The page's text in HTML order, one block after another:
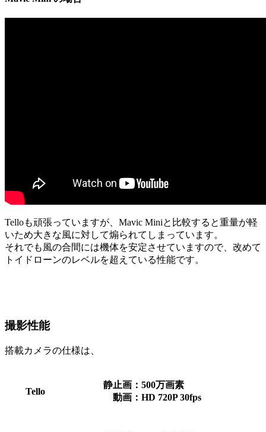
Telloも頑張っていますが、Mavic Miniと比較すると重量が軽
いため大きな風に対して煽られてしまっています。
それでも風の合間には機体を安定させていますので、改めて
トイドローンのレベルを超えている性能です。
撮影性能
搭載カメラの仕様は、
Tello
静止画：500万画素
動画：HD 720P 30fps